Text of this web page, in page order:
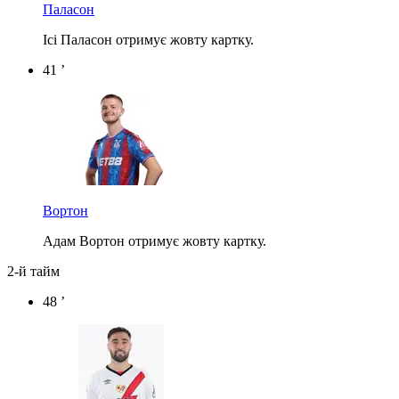
Паласон
Ісі Паласон отримує жовту картку.
41 ’
Вортон
Адам Вортон отримує жовту картку.
2-й тайм
48 ’